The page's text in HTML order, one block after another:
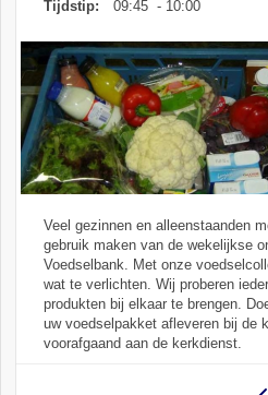
Tijdstip:
09:45 - 10:00
Pakket Voedselbank
Veel gezinnen en alleenstaanden
gebruik maken van de wekelijkse
Voedselbank. Met onze
wat te verlichten. Wij proberen
produkten bij elkaar te brengen.
uw voedselpakket afleveren bij de
voorafgaand aan de kerkdienst.